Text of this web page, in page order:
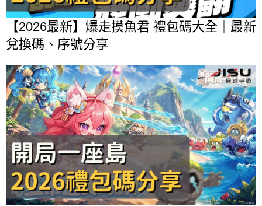
【2026最新】爆走摸魚君 禮包碼大全｜最新
兌換碼、序號分享